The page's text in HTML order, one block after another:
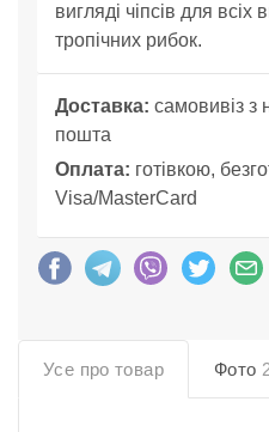
вигляді чіпсів для всіх
тропічних рибок.
Доставка: самовивіз з
пошта
Оплата: готівкою,
Visa/MasterCard
Усе про товар Фото